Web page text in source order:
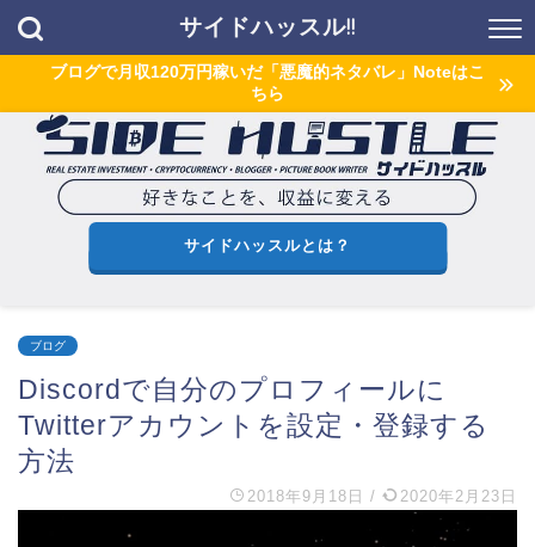
サイドハッスル!!
ブログで月収120万円稼いだ「悪魔的ネタバレ」Noteはこ
ちら
サイドハッスルとは？
ブログ
Discordで自分のプロフィールに
Twitterアカウントを設定・登録する
方法
2018年9月18日 / 2020年2月23日